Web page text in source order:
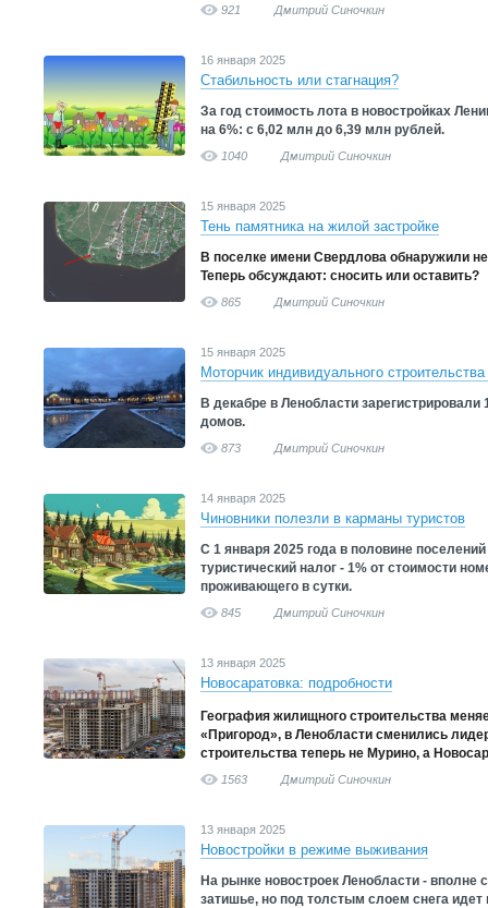
921 Дмитрий Синочкин
16 января 2025
Стабильность или стагнация?
За год стоимость лота в новостройках
на 6%: с 6,02 млн до 6,39 млн рублей.
1040 Дмитрий Синочкин
15 января 2025
Тень памятника на жилой застройке
В поселке имени Свердлова обнаружили
Теперь обсуждают: сносить или оставить?
865 Дмитрий Синочкин
15 января 2025
Моторчик индивидуального строительства
В декабре в Ленобласти
домов.
873 Дмитрий Синочкин
14 января 2025
Чиновники полезли в карманы туристов
С 1 января 2025 года в половине
туристический налог - 1% от стоимости
проживающего в сутки.
845 Дмитрий Синочкин
13 января 2025
Новосаратовка: подробности
География жилищного строительства
«Пригород», в Ленобласти сменились
строительства теперь не Мурино, а
1563 Дмитрий Синочкин
13 января 2025
Новостройки в режиме выживания
На рынке новостроек Ленобласти - вполне
затишье, но под толстым слоем снега идет